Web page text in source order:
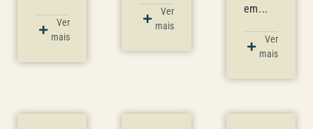
Ver
mais
Ver
mais
em...
Ver
mais